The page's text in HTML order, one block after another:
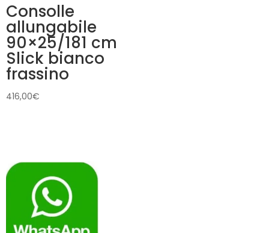
Consolle
allungabile
90×25/181 cm
Slick bianco
frassino
416,00€